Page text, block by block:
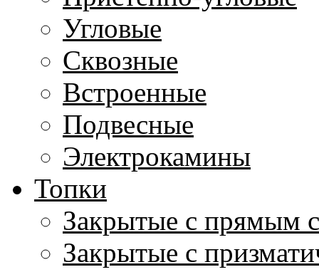
Угловые
Сквозные
Встроенные
Подвесные
Электрокамины
Топки
Закрытые с прямым
Закрытые с